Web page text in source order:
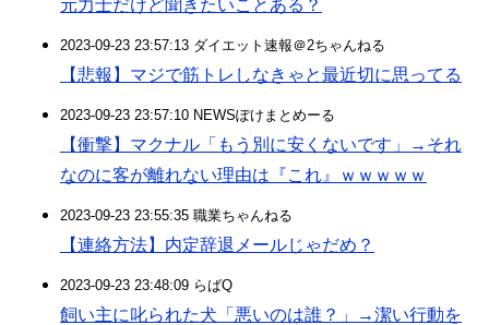
元力士だけど聞きたいことある？
2023-09-23 23:57:13 ダイエット速報＠2ちゃんねる
【悲報】マジで筋トレしなきゃと最近切に思ってる
2023-09-23 23:57:10 NEWSぽけまとめーる
【衝撃】マクナル「もう別に安くないです」→それ
なのに客が離れない理由は『これ』ｗｗｗｗｗ
2023-09-23 23:55:35 職業ちゃんねる
【連絡方法】内定辞退メールじゃだめ？
2023-09-23 23:48:09 らばQ
飼い主に叱られた犬「悪いのは誰？」→潔い行動を